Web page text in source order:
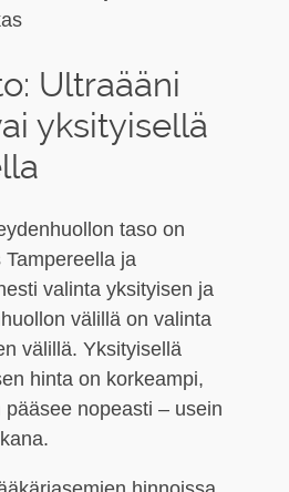
Ultraääni
yksityisellä
taso on
ja
valinta yksityisen ja
välillä on valinta
välillä. Yksityisellä
hinta on korkeampi,
nopeasti – usein